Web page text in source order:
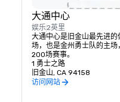
大通中心
娱乐2英里
大通中心是旧金山最先进的
场，也是金州勇士队的主场
200场赛事。
1 勇士之路
旧金山, CA 94158
访问网站